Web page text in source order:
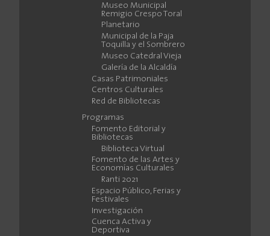
Museo Municipal
Remigio Crespo Toral
Planetario
Municipal de la Paja
Toquilla y el Sombrero
Museo Catedral Vieja
Galería de la Alcaldía
Casas Patrimoniales
Centros Culturales
Red de Bibliotecas
Programas
Fomento Editorial y
Bibliotecas
Biblioteca Virtual
Fomento de las Artes y
Economías Culturales
Ranti 2021
Espacio Público, Ferias y
Festivales
Investigación
Cuenca Activa y
Deportiva